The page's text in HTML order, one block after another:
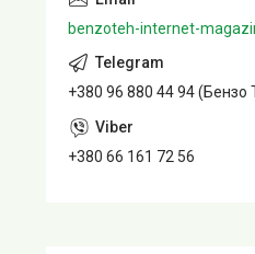
benzoteh-internet-
+380 96 880 44 94 (Бензо
+380 66 161 72 56